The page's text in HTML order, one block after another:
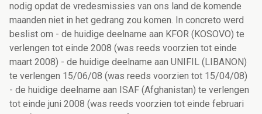
nodig opdat de vredesmissies van ons land de komende
maanden niet in het gedrang zou komen. In concreto werd
beslist om - de huidige deelname aan KFOR (KOSOVO) te
verlengen tot einde 2008 (was reeds voorzien tot einde
maart 2008) - de huidige deelname aan UNIFIL (LIBANON)
te verlengen 15/06/08 (was reeds voorzien tot 15/04/08)
- de huidige deelname aan ISAF (Afghanistan) te verlengen
tot einde juni 2008 (was reeds voorzien tot einde februari